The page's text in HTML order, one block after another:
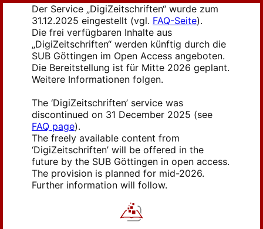
Der Service „DigiZeitschriften“ wurde zum
31.12.2025 eingestellt (vgl. FAQ-Seite).
Die frei verfügbaren Inhalte aus
„DigiZeitschriften“ werden künftig durch die
SUB Göttingen im Open Access angeboten.
Die Bereitstellung ist für Mitte 2026 geplant.
Weitere Informationen folgen.
The ‘DigiZeitschriften’ service was
discontinued on 31 December 2025 (see
FAQ page).
The freely available content from
‘DigiZeitschriften’ will be offered in the
future by the SUB Göttingen in open access.
The provision is planned for mid-2026.
Further information will follow.